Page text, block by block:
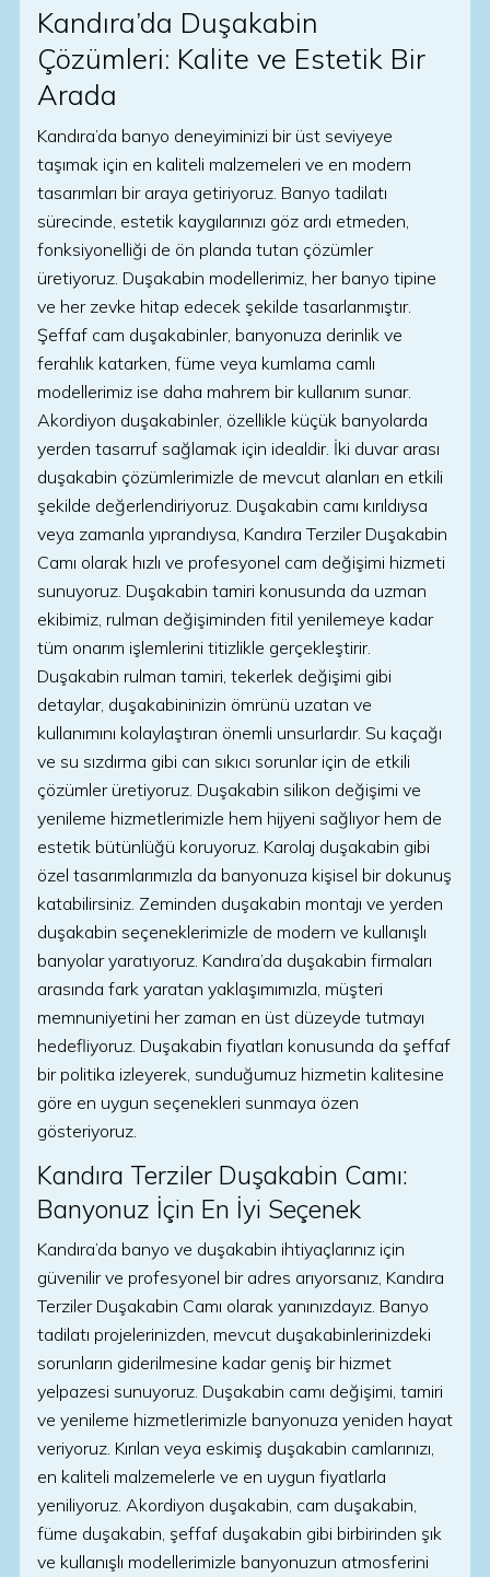
Kandıra’da Duşakabin
Çözümleri: Kalite ve Estetik Bir
Arada
Kandıra’da banyo deneyiminizi bir üst seviyeye
taşımak için en kaliteli malzemeleri ve en modern
tasarımları bir araya getiriyoruz. Banyo tadilatı
sürecinde, estetik kaygılarınızı göz ardı etmeden,
fonksiyonelliği de ön planda tutan çözümler
üretiyoruz. Duşakabin modellerimiz, her banyo tipine
ve her zevke hitap edecek şekilde tasarlanmıştır.
Şeffaf cam duşakabinler, banyonuza derinlik ve
ferahlık katarken, füme veya kumlama camlı
modellerimiz ise daha mahrem bir kullanım sunar.
Akordiyon duşakabinler, özellikle küçük banyolarda
yerden tasarruf sağlamak için idealdir. İki duvar arası
duşakabin çözümlerimizle de mevcut alanları en etkili
şekilde değerlendiriyoruz. Duşakabin camı kırıldıysa
veya zamanla yıprandıysa, Kandıra Terziler Duşakabin
Camı olarak hızlı ve profesyonel cam değişimi hizmeti
sunuyoruz. Duşakabin tamiri konusunda da uzman
ekibimiz, rulman değişiminden fitil yenilemeye kadar
tüm onarım işlemlerini titizlikle gerçekleştirir.
Duşakabin rulman tamiri, tekerlek değişimi gibi
detaylar, duşakabininizin ömrünü uzatan ve
kullanımını kolaylaştıran önemli unsurlardır. Su kaçağı
ve su sızdırma gibi can sıkıcı sorunlar için de etkili
çözümler üretiyoruz. Duşakabin silikon değişimi ve
yenileme hizmetlerimizle hem hijyeni sağlıyor hem de
estetik bütünlüğü koruyoruz. Karolaj duşakabin gibi
özel tasarımlarımızla da banyonuza kişisel bir dokunuş
katabilirsiniz. Zeminden duşakabin montajı ve yerden
duşakabin seçeneklerimizle de modern ve kullanışlı
banyolar yaratıyoruz. Kandıra’da duşakabin firmaları
arasında fark yaratan yaklaşımımızla, müşteri
memnuniyetini her zaman en üst düzeyde tutmayı
hedefliyoruz. Duşakabin fiyatları konusunda da şeffaf
bir politika izleyerek, sunduğumuz hizmetin kalitesine
göre en uygun seçenekleri sunmaya özen
gösteriyoruz.
Kandıra Terziler Duşakabin Camı:
Banyonuz İçin En İyi Seçenek
Kandıra’da banyo ve duşakabin ihtiyaçlarınız için
güvenilir ve profesyonel bir adres arıyorsanız, Kandıra
Terziler Duşakabin Camı olarak yanınızdayız. Banyo
tadilatı projelerinizden, mevcut duşakabinlerinizdeki
sorunların giderilmesine kadar geniş bir hizmet
yelpazesi sunuyoruz. Duşakabin camı değişimi, tamiri
ve yenileme hizmetlerimizle banyonuza yeniden hayat
veriyoruz. Kırılan veya eskimiş duşakabin camlarınızı,
en kaliteli malzemelerle ve en uygun fiyatlarla
yeniliyoruz. Akordiyon duşakabin, cam duşakabin,
füme duşakabin, şeffaf duşakabin gibi birbirinden şık
ve kullanışlı modellerimizle banyonuzun atmosferini